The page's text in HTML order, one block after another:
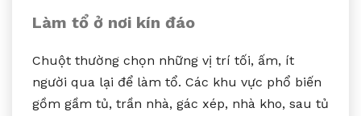
Làm tổ ở nơi kín đáo
Chuột thường chọn những vị trí tối, ấm, ít
người qua lại để làm tổ. Các khu vực phổ biến
gồm gầm tủ, trần nhà, gác xép, nhà kho, sau tủ